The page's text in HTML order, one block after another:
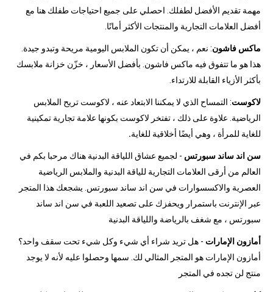
مهمة تقديم الأفضل لطفلك. احصلي على جميع احتياجات طفلك هنا مع
أفضل العلامات التجارية والمنتجات الأكثر أمانًا.
ماكس فاشون: نعم ، يمكن أن تكون الملابس اليومية مريحة وتبدو جيدة.
هذا هو ما تتفوق فيه ماكس فاشون. بأفضل الأسعار ، خزّن خزانة ملابسك
بأكثر الأزياء القابلة للارتداء.
لاكوست: التمساح الذي لا يمكننا الابتعاد عنه ، لاكوست تريح الملابس
الرياضية. علاوة على ذلك ، تفتخر لاكوست بكونها علامة تجارية تمكينية
للغاية للمرأة ، وهي أيضًا أخلاقية للغاية.
سن اند ساند سبورتس - لجميع عشاق اللياقة البدنية هناك مرحبا بكم في
العالم من أرقى العلامات التجارية للياقة البدنية والملابس الرياضية
العصرية والاكسسوارات في سن اند ساند سبورتس. يشجعك هذا المتجر
عبر الإنترنت باستمرار ويحفزك على تصعيد اللعبة في سن اند ساند
سبورتس ، مع شغف بالرياضة واللياقة البدنية
أمازون الإمارات - هل تريد شراء أي شيء وكل شيء تحت سقف واحد؟
أمازون الإمارات هو المتجر المثالي لك. سمها وحصلوا عليه لأنه لا يوجد
منتج لن تجده في المتجر